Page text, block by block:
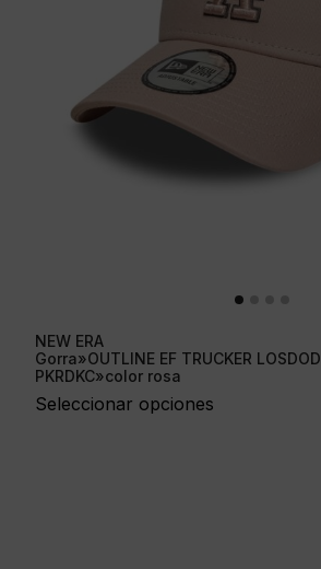
NEW ERA
Gorra»OUTLINE EF TRUCKER LOSDOD
PKRDKC»color rosa
Seleccionar opciones